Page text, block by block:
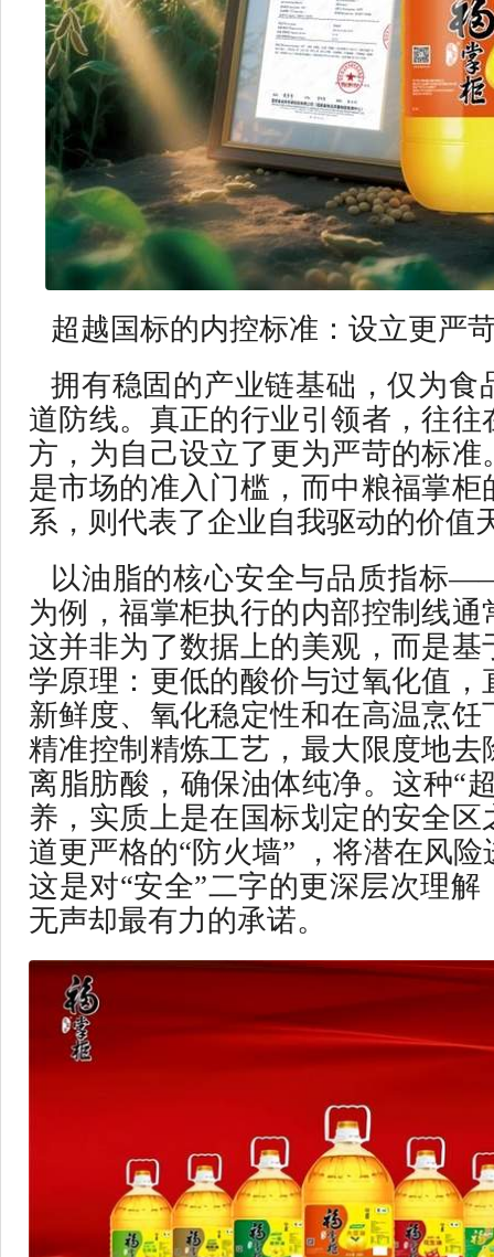
超越国标的内控标准：设立更严
拥有稳固的产业链基础，仅为食
道防线。真正的行业引领者，往往
方，为自己设立了更为严苛的标准
是市场的准入门槛，而中粮福掌柜
系，则代表了企业自我驱动的价值
以油脂的核心安全与品质指标
为例，福掌柜执行的内部控制线
这并非为了数据上的美观，而是基
学原理：更低的酸价与过氧化值，
新鲜度、氧化稳定性和在高温烹饪
精准控制精炼工艺，最大限度地去
离脂肪酸，确保油体纯净。这种“
养，实质上是在国标划定的安全区
道更严格的“防火墙” ，将潜在风
这是对“安全”二字的更深层次理
无声却最有力的承诺。